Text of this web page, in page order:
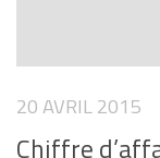
20 AVRIL 2015
Chiffre